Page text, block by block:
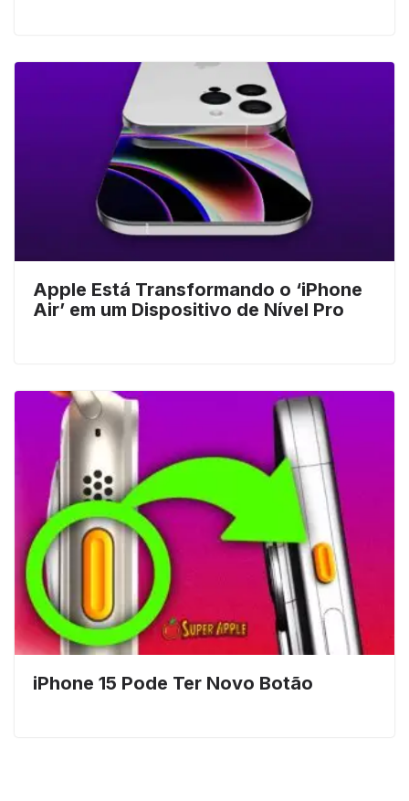
Apple Está Transformando o ‘iPhone
Air’ em um Dispositivo de Nível Pro
iPhone 15 Pode Ter Novo Botão